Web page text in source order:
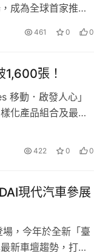
健檢及23項車輛安
成為全球首家推出
全新純電世代的
461 0 0
張！
動．啟發人心」
化產品組合及最優
更以 4,599台的亮
422 0 0
現代汽車參展
，今年於全新「臺
新車壇趨勢，打造